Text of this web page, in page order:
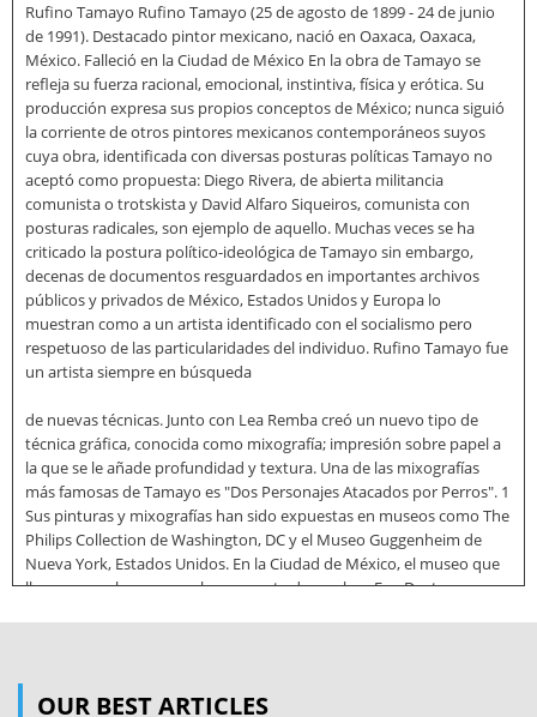
Rufino Tamayo Rufino Tamayo (25 de agosto de 1899 - 24 de junio
de 1991). Destacado pintor mexicano, nació en Oaxaca, Oaxaca,
México. Falleció en la Ciudad de México En la obra de Tamayo se
refleja su fuerza racional, emocional, instintiva, física y erótica. Su
producción expresa sus propios conceptos de México; nunca siguió
la corriente de otros pintores mexicanos contemporáneos suyos
cuya obra, identificada con diversas posturas políticas Tamayo no
aceptó como propuesta: Diego Rivera, de abierta militancia
comunista o trotskista y David Alfaro Siqueiros, comunista con
posturas radicales, son ejemplo de aquello. Muchas veces se ha
criticado la postura político-ideológica de Tamayo sin embargo,
decenas de documentos resguardados en importantes archivos
públicos y privados de México, Estados Unidos y Europa lo
muestran como a un artista identificado con el socialismo pero
respetuoso de las particularidades del individuo. Rufino Tamayo fue
un artista siempre en búsqueda
de nuevas técnicas. Junto con Lea Remba creó un nuevo tipo de
técnica gráfica, conocida como mixografía; impresión sobre papel a
la que se le añade profundidad y textura. Una de las mixografías
más famosas de Tamayo es "Dos Personajes Atacados por Perros". 1
Sus pinturas y mixografías han sido expuestas en museos como The
Philips Collection de Washington, DC y el Museo Guggenheim de
Nueva York, Estados Unidos. En la Ciudad de México, el museo que
lleva su nombre expone buena parte de su obra. Fue Doctor
fallecido su abuelo paterno, quien suplió la figura paterna, ya que el
OUR BEST ARTICLES